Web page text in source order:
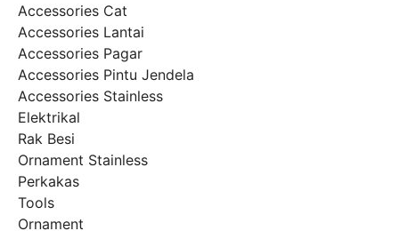
Accessories Cat
Accessories Lantai
Accessories Pagar
Accessories Pintu Jendela
Accessories Stainless
Elektrikal
Rak Besi
Ornament Stainless
Perkakas
Tools
Ornament